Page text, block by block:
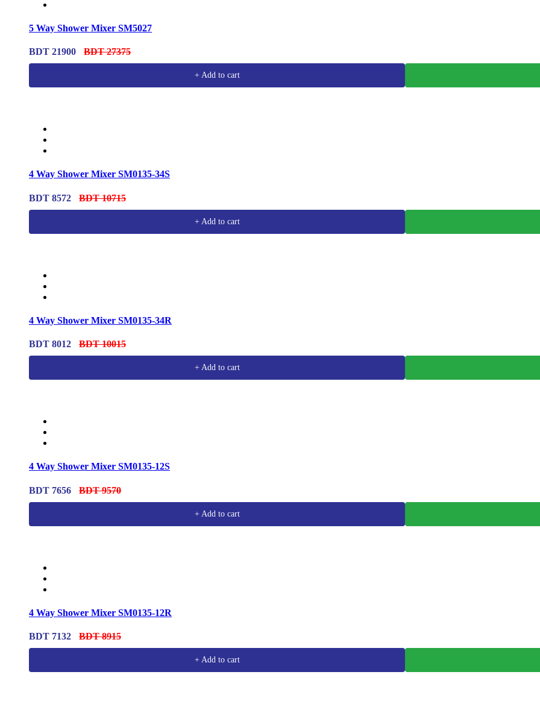
5 Way Shower Mixer SM5027
BDT 21900 BDT 27375
+ Add to cart
4 Way Shower Mixer SM0135-34S
BDT 8572 BDT 10715
+ Add to cart
4 Way Shower Mixer SM0135-34R
BDT 8012 BDT 10015
+ Add to cart
4 Way Shower Mixer SM0135-12S
BDT 7656 BDT 9570
+ Add to cart
4 Way Shower Mixer SM0135-12R
BDT 7132 BDT 8915
+ Add to cart